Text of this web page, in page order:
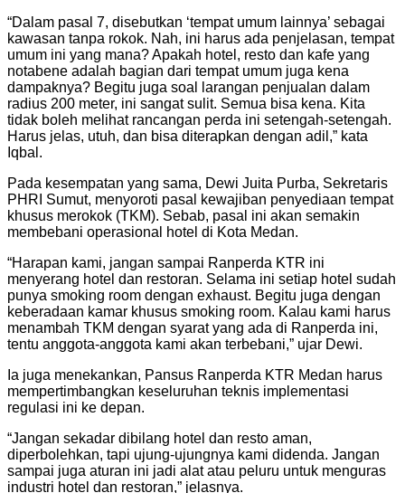
“Dalam pasal 7, disebutkan ‘tempat umum lainnya’ sebagai
kawasan tanpa rokok. Nah, ini harus ada penjelasan, tempat
umum ini yang mana? Apakah hotel, resto dan kafe yang
notabene adalah bagian dari tempat umum juga kena
dampaknya? Begitu juga soal larangan penjualan dalam
radius 200 meter, ini sangat sulit. Semua bisa kena. Kita
tidak boleh melihat rancangan perda ini setengah-setengah.
Harus jelas, utuh, dan bisa diterapkan dengan adil,” kata
Iqbal.
Pada kesempatan yang sama, Dewi Juita Purba, Sekretaris
PHRI Sumut, menyoroti pasal kewajiban penyediaan tempat
khusus merokok (TKM). Sebab, pasal ini akan semakin
membebani operasional hotel di Kota Medan.
“Harapan kami, jangan sampai Ranperda KTR ini
menyerang hotel dan restoran. Selama ini setiap hotel sudah
punya smoking room dengan exhaust. Begitu juga dengan
keberadaan kamar khusus smoking room. Kalau kami harus
menambah TKM dengan syarat yang ada di Ranperda ini,
tentu anggota-anggota kami akan terbebani,” ujar Dewi.
Ia juga menekankan, Pansus Ranperda KTR Medan harus
mempertimbangkan keseluruhan teknis implementasi
regulasi ini ke depan.
“Jangan sekadar dibilang hotel dan resto aman,
diperbolehkan, tapi ujung-ujungnya kami didenda. Jangan
sampai juga aturan ini jadi alat atau peluru untuk menguras
industri hotel dan restoran,” jelasnya.